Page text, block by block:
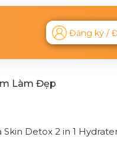
Đăng ký /
Làm Đẹp
Detox 2 in 1